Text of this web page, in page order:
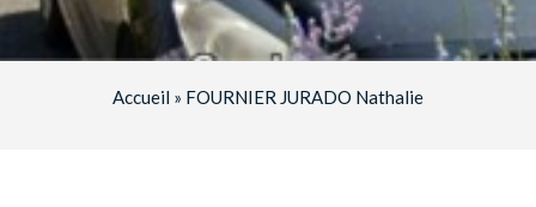
Accueil » FOURNIER JURADO Nathalie